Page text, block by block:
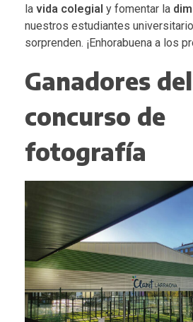
la vida colegial y fomentar la
nuestros estudiantes
sorprenden. ¡Enhorabuena a los
Ganadores del
concurso de
fotografía